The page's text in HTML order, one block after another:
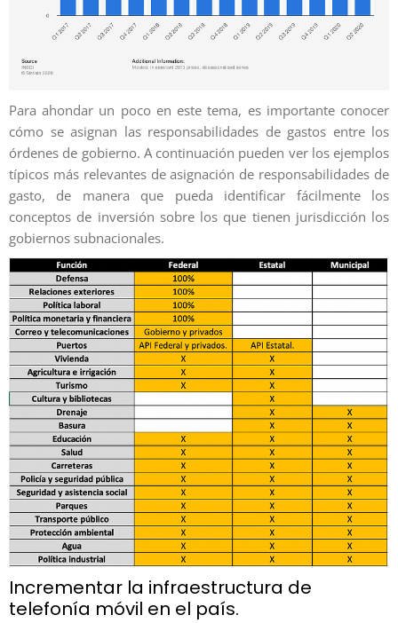
Para ahondar un poco en este tema, es importante conocer
cómo se asignan las responsabilidades de gastos entre los
órdenes de gobierno. A continuación pueden ver los ejemplos
típicos más relevantes de asignación de responsabilidades de
gasto, de manera que pueda identificar fácilmente los
conceptos de inversión sobre los que tienen jurisdicción los
gobiernos subnacionales.
Incrementar la infraestructura de
telefonía móvil en el país.